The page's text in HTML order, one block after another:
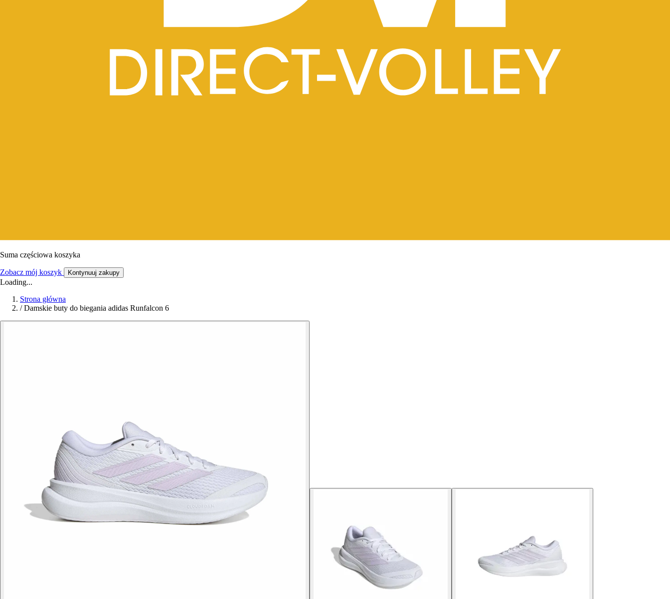
Suma częściowa koszyka
Zobacz mój koszyk Kontynuuj zakupy
Loading...
Strona główna
/ Damskie buty do biegania adidas Runfalcon 6